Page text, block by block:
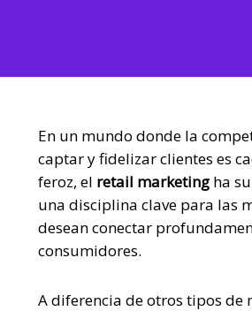
En un mundo donde la
captar y fidelizar clientes es
feroz, el retail marketingha
una disciplina clave para las
desean conectar
consumidores.
A diferencia de otros tipos de